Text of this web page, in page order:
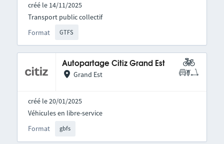
créé le 14/11/2025
Format GTFS
Transport public collectif
Autopartage Citiz Grand Est
Grand Est
créé le 20/01/2025
Format gbfs
Véhicules en libre-service